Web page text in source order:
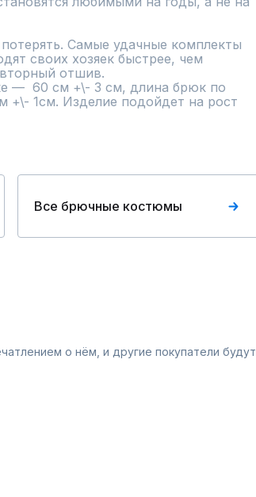
Самые удачные комплекты
своих хозяек быстрее, чем
отшив.
—  60 см +\- 3 см, длина брюк по
+\- 1см. Изделие подойдет на рост
Все брючные костюмы
о нём, и другие покупатели будут